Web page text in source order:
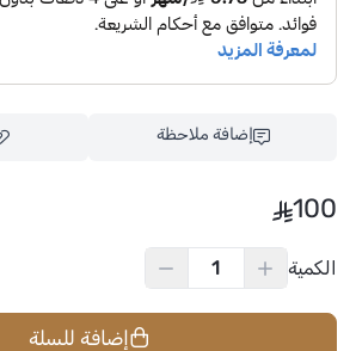
إضافة ملاحظة
اسحب و افلت الملف هنا
100
الكمية
إضافة للسلة